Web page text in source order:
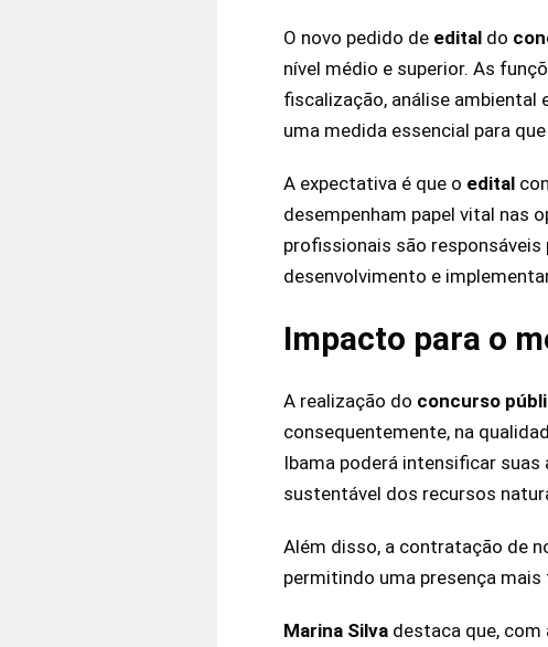
O novo pedido de edital do
nível médio e superior. As
fiscalização, análise
uma medida essencial para
A expectativa é que o edital
desempenham papel vital nas
profissionais são
desenvolvimento e
Impacto para o
A realização do concurso
consequentemente, na
Ibama poderá intensificar
sustentável dos recursos
Além disso, a contratação de
permitindo uma presença
Marina Silva destaca que, com